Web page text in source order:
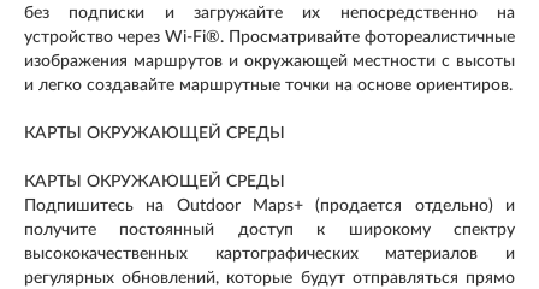
без подписки и загружайте их непосредственно на
устройство через Wi-Fi®. Просматривайте фотореалистичные
изображения маршрутов и окружающей местности с высоты
и легко создавайте маршрутные точки на основе ориентиров.
КАРТЫ ОКРУЖАЮЩЕЙ СРЕДЫ
КАРТЫ ОКРУЖАЮЩЕЙ СРЕДЫ
Подпишитесь на Outdoor Maps+ (продается отдельно) и
получите постоянный доступ к широкому спектру
высококачественных картографических материалов и
регулярных обновлений, которые будут отправляться прямо